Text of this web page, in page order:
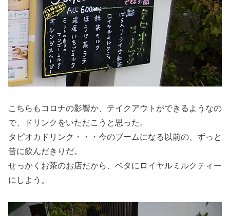
こちらもコロナの影響か、テイクアウトができるようなの
で、ドリンクをいただこうと思った。
タピオカドリンク・・・今のブームになる以前の、ずっと
昔に飲んだきりだ。
せっかくお茶のお店だから、ベタにロイヤルミルクティー
にしよう。